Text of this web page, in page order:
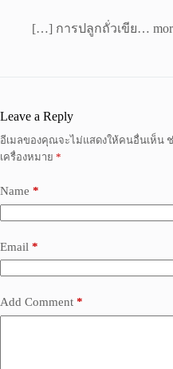
[…] การปลูกถั่วเขีย…
Leave a Reply
อีเมลของคุณจะไม่แสดงให้คนอื่นเห็น
เครื่องหมาย *
Name *
Email *
Add Comment *